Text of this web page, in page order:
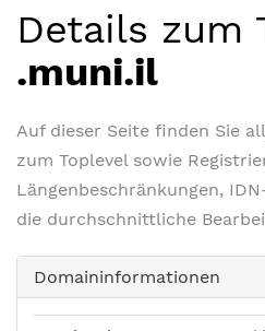
Details zum
.muni.il
Auf dieser Seite finden Sie
zum Toplevel sowie
Längenbeschränkungen,
die durchschnittliche
Domaininformationen